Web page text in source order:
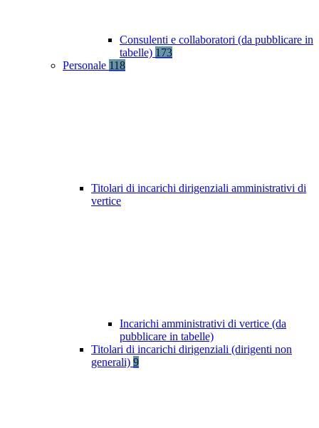
Consulenti e collaboratori (da pubblicare in
tabelle) 173
Personale 118
Titolari di incarichi dirigenziali amministrativi di
vertice
Incarichi amministrativi di vertice (da
pubblicare in tabelle)
Titolari di incarichi dirigenziali (dirigenti non
generali) 9